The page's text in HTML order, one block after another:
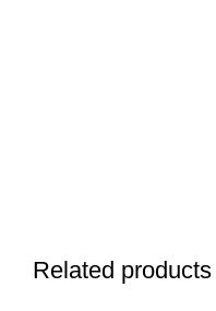
Related products